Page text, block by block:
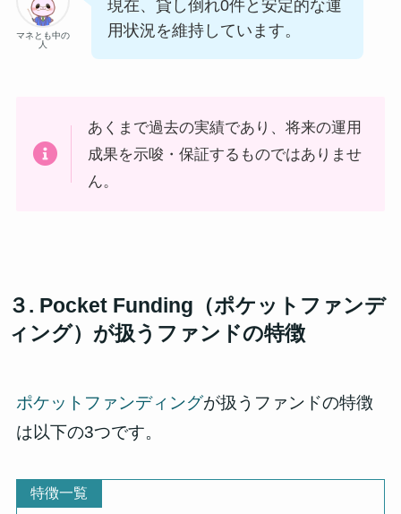
マネとも中の
人
現在、貸し倒れ0件と安定的な運
用状況を維持しています。
あくまで過去の実績であり、将来の運用
成果を示唆・保証するものではありませ
ん。
３. Pocket Funding（ポケットファンデ
ィング）が扱うファンドの特徴
ポケットファンディングが扱うファンドの特徴
は以下の3つです。
特徴一覧